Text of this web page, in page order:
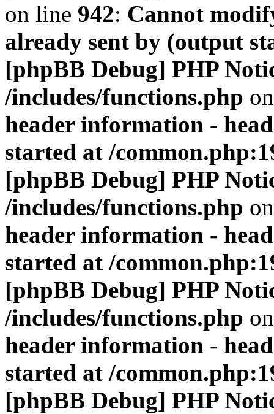
on line 942: Cannot
already sent by (output
[phpBB Debug] PHP
/includes/functions.php
header information -
started at /
[phpBB Debug] PHP
/includes/functions.php
header information -
started at /
[phpBB Debug] PHP
/includes/functions.php
header information -
started at /
[phpBB Debug] PHP